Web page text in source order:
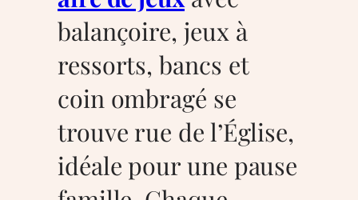
balançoire, jeux à
ressorts, bancs et
coin ombragé se
trouve rue de l’Église,
idéale pour une pause